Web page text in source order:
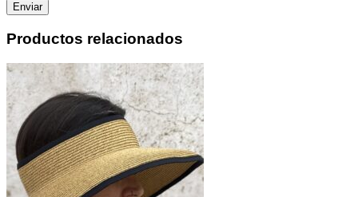
Productos relacionados